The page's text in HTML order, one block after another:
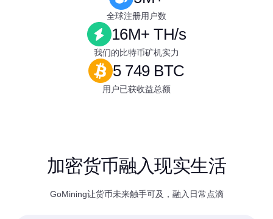
全球注册用户数
16M+ TH/s
我们的比特币矿机实力
5 749 BTC
用户已获收益总额
加密货币融入现实生活
GoMining让货币未来触手可及，融入日常点滴